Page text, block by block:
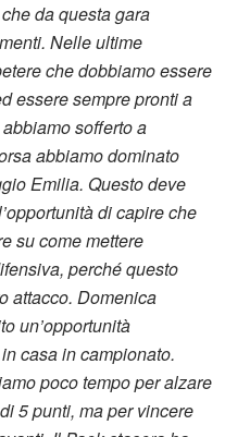
da questa gara
Nelle ultime
che dobbiamo essere
essere sempre pronti a
sofferto a
abbiamo dominato
Emilia. Questo deve
di capire che
su come mettere
perché questo
attacco. Domenica
un’opportunità
casa in campionato.
poco tempo per alzare
5 punti, ma per vincere